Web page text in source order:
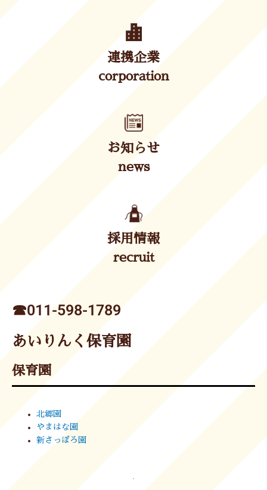
連携企業
corporation
お知らせ
news
採用情報
recruit
☎︎011-598-1789
あいりんく保育園
保育園
北郷園
やまはな園
新さっぽろ園